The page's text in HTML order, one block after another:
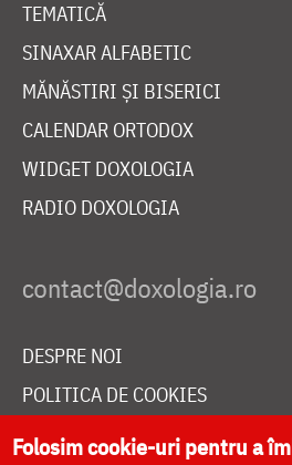
TEMATICĂ
SINAXAR ALFABETIC
MĂNĂSTIRI ȘI BISERICI
CALENDAR ORTODOX
WIDGET DOXOLOGIA
RADIO DOXOLOGIA
DESPRE NOI
POLITICA DE COOKIES
DONEAZĂ ONLINE PENTRU
Folosim cookie-uri pentru a